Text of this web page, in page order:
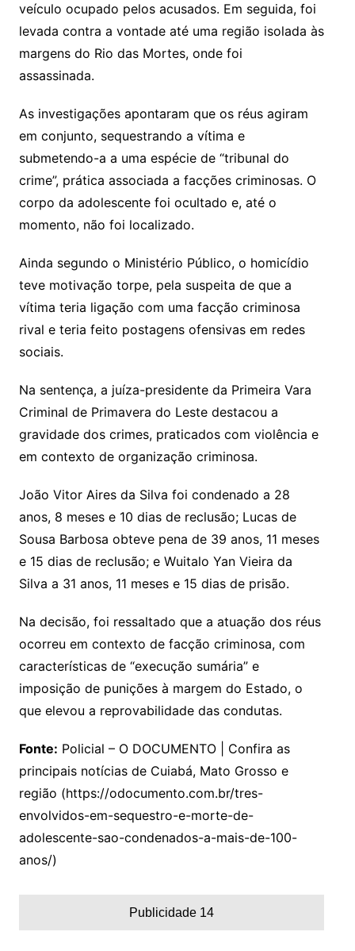
veículo ocupado pelos acusados. Em seguida, foi
levada contra a vontade até uma região isolada às
margens do Rio das Mortes, onde foi
assassinada.
As investigações apontaram que os réus agiram
em conjunto, sequestrando a vítima e
submetendo-a a uma espécie de “tribunal do
crime”, prática associada a facções criminosas. O
corpo da adolescente foi ocultado e, até o
momento, não foi localizado.
Ainda segundo o Ministério Público, o homicídio
teve motivação torpe, pela suspeita de que a
vítima teria ligação com uma facção criminosa
rival e teria feito postagens ofensivas em redes
sociais.
Na sentença, a juíza-presidente da Primeira Vara
Criminal de Primavera do Leste destacou a
gravidade dos crimes, praticados com violência e
em contexto de organização criminosa.
João Vitor Aires da Silva foi condenado a 28
anos, 8 meses e 10 dias de reclusão; Lucas de
Sousa Barbosa obteve pena de 39 anos, 11 meses
e 15 dias de reclusão; e Wuitalo Yan Vieira da
Silva a 31 anos, 11 meses e 15 dias de prisão.
Na decisão, foi ressaltado que a atuação dos réus
ocorreu em contexto de facção criminosa, com
características de “execução sumária” e
imposição de punições à margem do Estado, o
que elevou a reprovabilidade das condutas.
Fonte: Policial – O DOCUMENTO | Confira as
principais notícias de Cuiabá, Mato Grosso e
região (https://odocumento.com.br/tres-
envolvidos-em-sequestro-e-morte-de-
adolescente-sao-condenados-a-mais-de-100-
anos/)
Publicidade 14